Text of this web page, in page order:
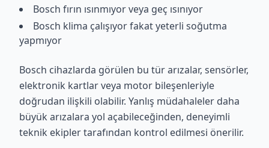
Bosch fırın ısınmıyor veya geç ısınıyor
Bosch klima çalışıyor fakat yeterli soğutma
yapmıyor
Bosch cihazlarda görülen bu tür arızalar, sensörler,
elektronik kartlar veya motor bileşenleriyle
doğrudan ilişkili olabilir. Yanlış müdahaleler daha
büyük arızalara yol açabileceğinden, deneyimli
teknik ekipler tarafından kontrol edilmesi önerilir.